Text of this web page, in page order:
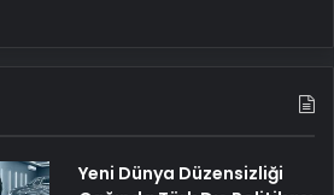
Yeni Dünya Düzensizliği